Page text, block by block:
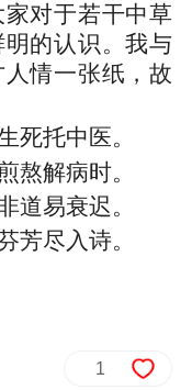
对于若干中草
的认识。我与
情一张纸，故
死托中医。
熬解病时。
道易衰迟。
芳尽入诗。
1